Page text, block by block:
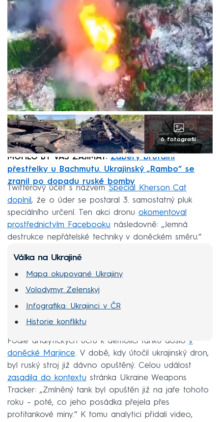
6 fotografií
MOHLO BY VÁS ZAJÍMAT: Záběry brutální
přestřelky u Bachmutu. Ukrajinský „Rambo“ se
zranil po dopadu ruské bomby
Twitterový účet s názvem Special Kherson Cat
doplnil , že o úder se postaral 3. samostatný pluk
speciálního určení. Ten akci dronu okomentoval
prostřednictvím Facebooku následovně: „Jemná
destrukce nepřátelské techniky v doněckém směru.“
Válka na Ukrajině
Mapa okupované Ukrajiny
Volodymyr Zelenskyj
Infografika: Ukrajinci v ČR
Historie konfliktu
Podle analytických účtů k demolici tanku došlo v
doněcké Marjince. V době, kdy útočil ukrajinský dron,
byl ruský stroj již dávno opuštěný. Celou událost
zasadila do kontextu stránka Ukraine Weapons
Tracker: „Zmíněný tank byl opuštěn již na jaře tohoto
roku – poté, co jeho posádka přejela přes
protitankové miny.“ K tomu analytici přidali video,